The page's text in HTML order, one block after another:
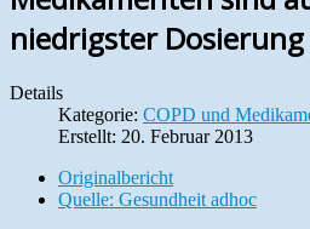
niedrigster
Details
Kategorie: COPD und
Erstellt: 20. Februar 2013
Originalbericht
Quelle: Gesundheit adhoc